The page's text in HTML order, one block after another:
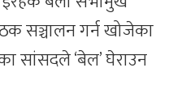
सञ्चालन गर्न खोजेका
सांसदले ‘बेल’ घेराउन